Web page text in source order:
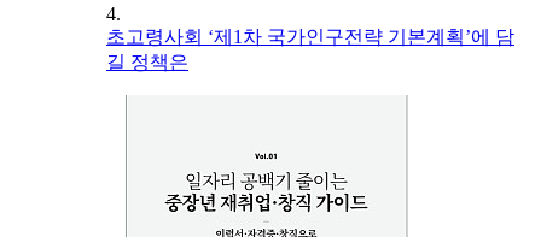
4.
초고령사회 ‘제1차 국가인구전략 기본계획’에 담
길 정책은